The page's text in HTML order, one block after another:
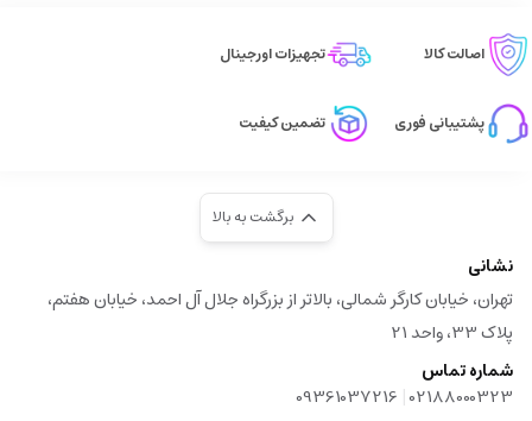
اصالت کالا تجهیزات اورجینال
پشتیبانی فوری تضمین کیفیت
برگشت به بالا
نشانی
تهران، خیابان کارگر شمالی، بالاتر از بزرگراه جلال آل احمد، خیابان هفتم،
پلاک 33، واحد 21
شماره تماس
02188000323
|
09361037216